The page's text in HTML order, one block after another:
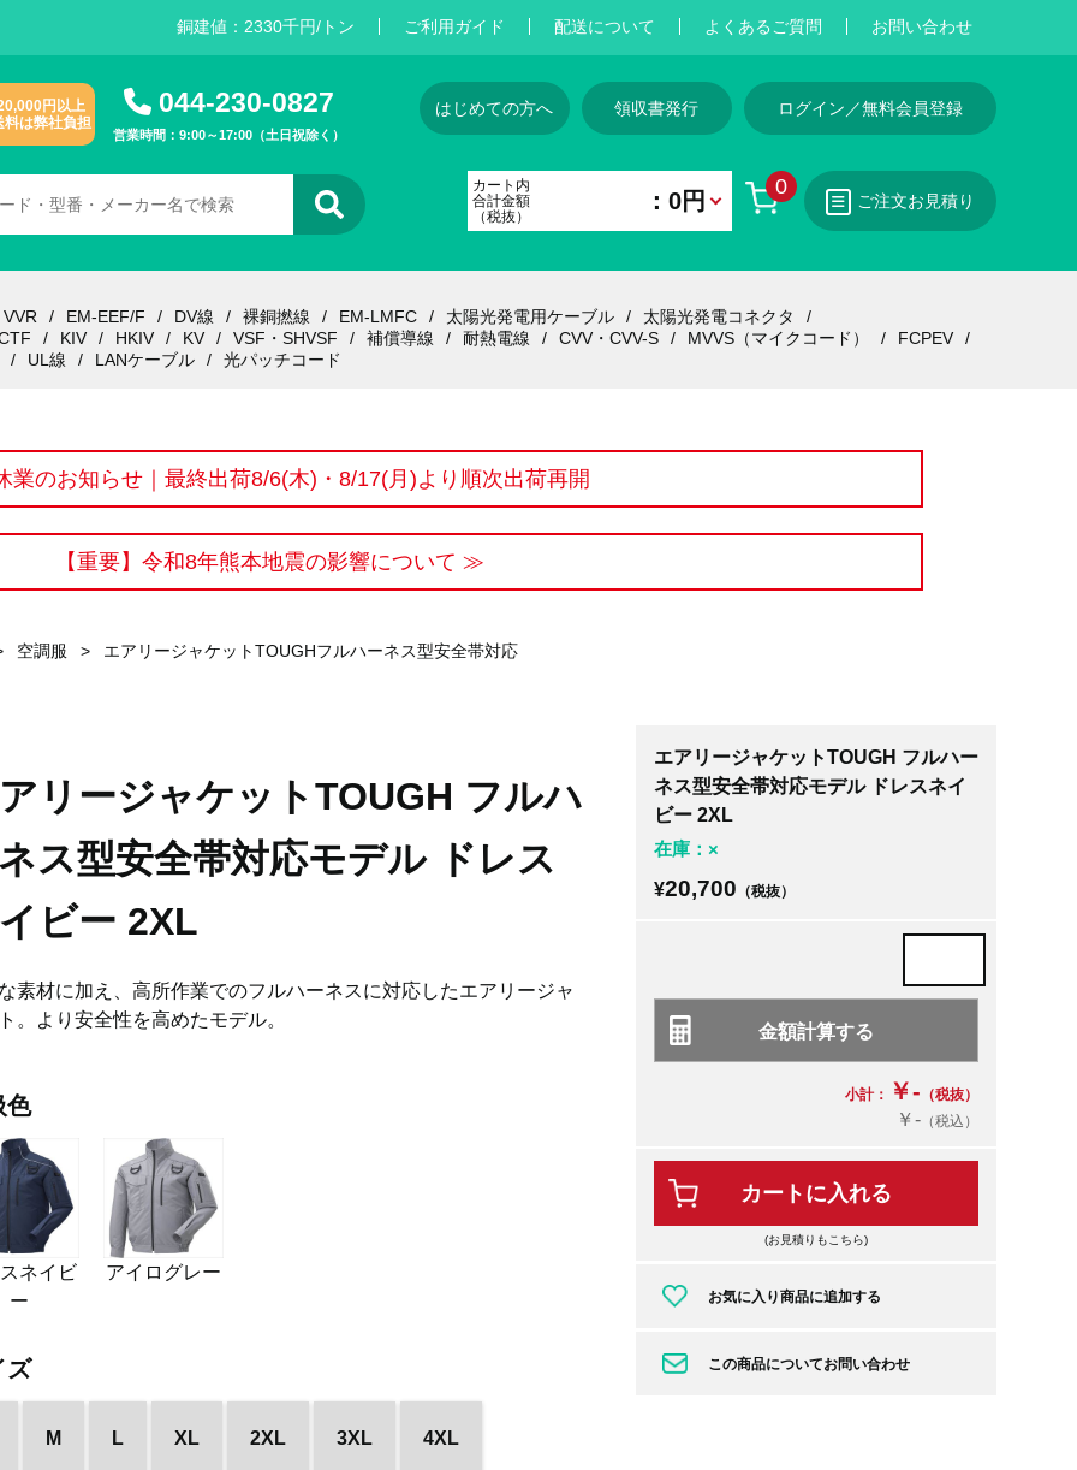
銅建値： 2330千円/トン ご利用ガイド 配送について よくあるご質問 お問い合わせ
円以上
料は弊社負担
044-230-0827
営業時間：9:00～17:00（土日祝除く）
はじめての方へ 領収書発行 ログイン／無料会員登録
0
カート内
合計金額
（税抜）
：0円 ご注文お見積り
VVR EM-EEF/F DV線 裸銅撚線 EM-LMFC 太陽光発電用ケーブル
太陽光発電コネクタ
KIV HKIV KV VSF・SHVSF 補償導線 耐熱電線 CVV・CVV-S MVVS（マイクコード）
FCPEV
UL線
LANケーブル 光パッチコード
業のお知らせ｜最終出荷8/6(木)・8/17(月)より順次出荷再開
【重要】令和8年熊本地震の影響について ≫
空調服 > エアリージャケットTOUGHフルハーネス型安全帯対応
リージャケットTOUGH フルハ
ス型安全帯対応モデル ドレス
ビー 2XL
素材に加え、高所作業でのフルハーネスに対応したエアリージャ
。より安全性を高めたモデル。
色
ネイビ
ー
アイログレー
ズ
M L XL 2XL 3XL 4XL
エアリージャケットTOUGH フルハー
ネス型安全帯対応モデル ドレスネイ
ビー 2XL
在庫：×
¥20,700 （税抜）
小計： ￥- （税抜）
￥-（税込）
カートに入れる
(お見積りもこちら)
お気に入り商品に追加する
この商品についてお問い合わせ